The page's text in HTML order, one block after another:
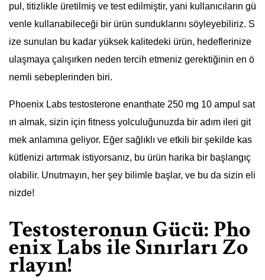
pul, titizlikle üretilmiş ve test edilmiştir, yani kullanıcıların gü
venle kullanabileceği bir ürün sunduklarını söyleyebiliriz. S
ize sunulan bu kadar yüksek kalitedeki ürün, hedeflerinize
ulaşmaya çalışırken neden tercih etmeniz gerektiğinin en ö
nemli sebeplerinden biri.
Phoenix Labs testosterone enanthate 250 mg 10 ampul sat
ın almak, sizin için fitness yolculuğunuzda bir adım ileri git
mek anlamına geliyor. Eğer sağlıklı ve etkili bir şekilde kas
kütlenizi artırmak istiyorsanız, bu ürün harika bir başlangıç
olabilir. Unutmayın, her şey bilimle başlar, ve bu da sizin eli
nizde!
Testosteronun Gücü: Pho
enix Labs ile Sınırları Zo
rlayın!